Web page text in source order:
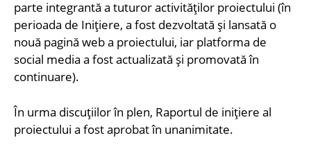
parte integrantă a tuturor activităților proiectului (în
perioada de Inițiere, a fost dezvoltată și lansată o
nouă pagină web a proiectului, iar platforma de
social media a fost actualizată și promovată în
continuare).
În urma discuțiilor în plen, Raportul de inițiere al
proiectului a fost aprobat în unanimitate.